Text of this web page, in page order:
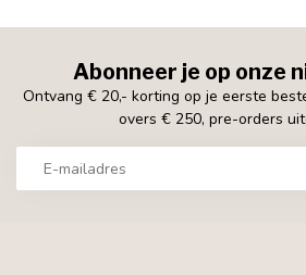
Abonneer je op onze
Ontvang € 20,- korting op je eerste
overs € 250, pre-orders